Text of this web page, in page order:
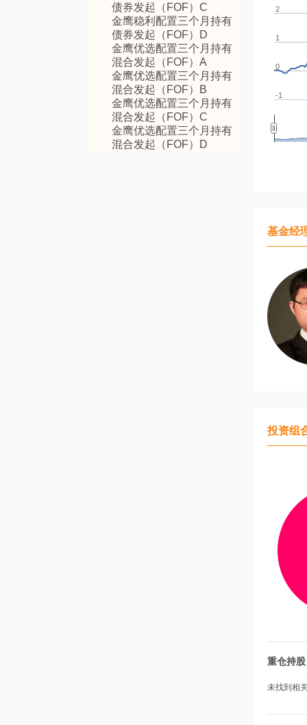
债券发起（FOF）C
金鹰稳利配置三个月持有
债券发起（FOF）D
金鹰优选配置三个月持有
混合发起（FOF）A
金鹰优选配置三个月持有
混合发起（FOF）B
金鹰优选配置三个月持有
混合发起（FOF）C
金鹰优选配置三个月持有
混合发起（FOF）D
-1
0
1
2
基金经
投资组
重仓持股
未找到相